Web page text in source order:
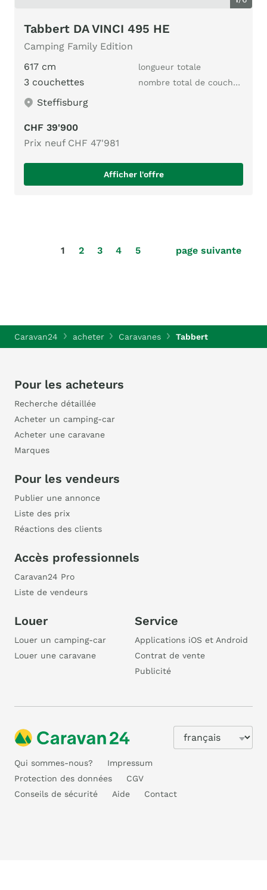
Tabbert DA VINCI 495 HE
Camping Family Edition
617 cm
longueur totale
3 couchettes nombre total de couchages
Steffisburg
CHF 39'900
Prix neuf CHF 47'981
Afficher l'offre
1 2 3 4 5 page suivante
Caravan24 acheter Caravanes Tabbert
Pour les acheteurs
Recherche détaillée
Acheter un camping-car
Acheter une caravane
Marques
Pour les vendeurs
Publier une annonce
Liste des prix
Réactions des clients
Accès professionnels
Caravan24 Pro
Liste de vendeurs
Louer
Louer un camping-car
Louer une caravane
Service
Applications iOS et Android
Contrat de vente
Publicité
Qui sommes-nous?
Impressum
Protection des données
CGV
Conseils de sécurité
Aide Contact